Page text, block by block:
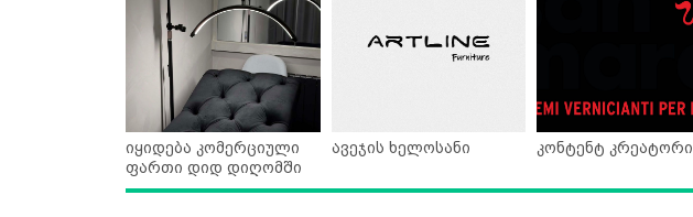
იყიდება კომერციული
ფართი დიდ დიღომში
ავეჯის ხელოსანი კონტენტ კრეატორი